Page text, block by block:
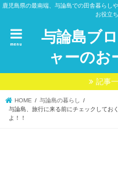
鹿児島県の最南端、与論島での田舎暮らし
お役立
与論島ブ
ャーのお
menu
記事
HOME
与論島の暮らし
与論島、旅行に来る前にチェックしてお
よ！！